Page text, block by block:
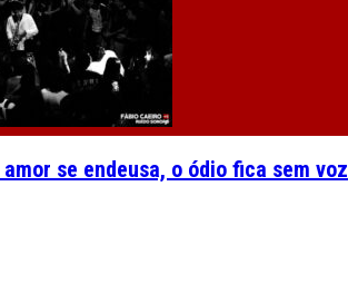
se endeusa, o ódio fica sem voz